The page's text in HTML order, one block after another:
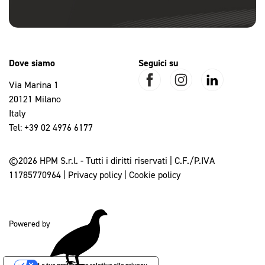
Dove siamo
Via Marina 1
20121 Milano
Italy
Tel:+39 02 4976 6177
Seguici su
©2026 HPM S.r.l. - Tutti i diritti riservati | C.F./P.IVA
11785770964 | Privacy policy| Cookie policy
Powered by